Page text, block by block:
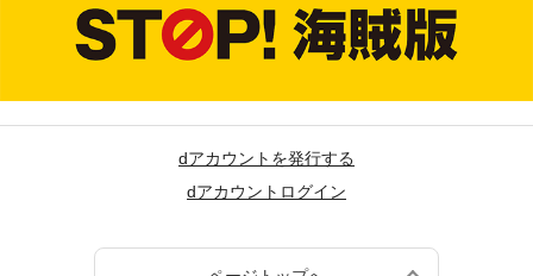
dアカウントを発行する
dアカウントログイン